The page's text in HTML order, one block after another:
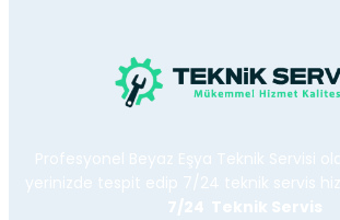
Profesyonel Beyaz Eşya Teknik Servisi
yerinizde tespit edip 7/24 teknik servis
7/24 Teknik Servis